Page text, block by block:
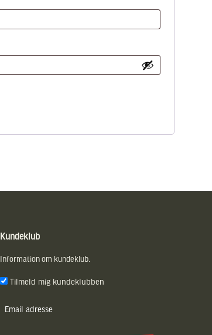
Kundeklub
Information om kundeklub.
Tilmeld mig kundeklubben
E-